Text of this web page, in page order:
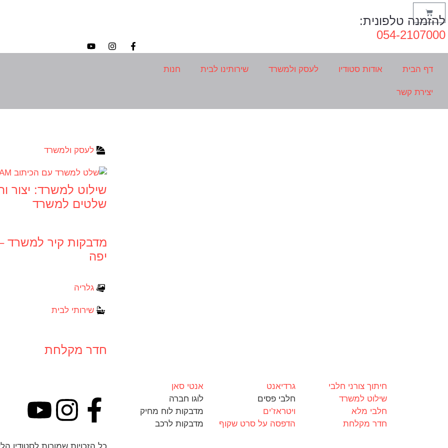
להזמנה טלפונית:
054-2107000
דף הבית אודות סטודיו לעסק ולמשרד שירותינו לבית חנות
יצירת קשר
לעסק ולמשרד
שילוט למשרד: יצור
שלטים למשרד
מדבקות קיר למשרד
יפה
גלריה
שירותי לבית
חדר מקלחת
חיתוך צורני חלבי
שילוט למשרד
חלבי מלא
חדר מקלחת
גרדיאנט
חלבי פסים
ויטראז’ים
הדפסה על סרט שקוף
אנטי סאן
לֹוגו חברה
מדבקות לוח מחיק
מדבקות לרכב